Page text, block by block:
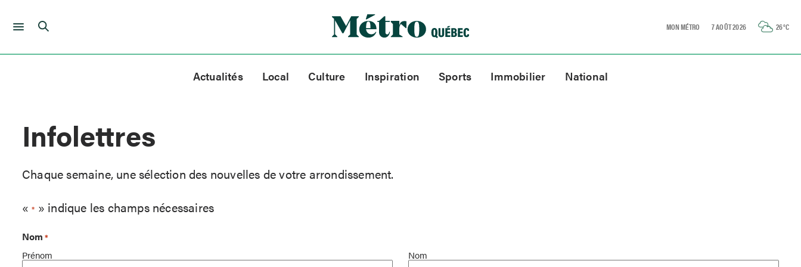
Skip
MON MÉTRO 7 AOÛT 2026 26°C
Actualités Local Culture Inspiration Sports Immobilier National
Infolettres
Chaque semaine, une sélection des nouvelles de votre arrondissement.
«* » indique les champs nécessaires
Nom *
Prénom Nom